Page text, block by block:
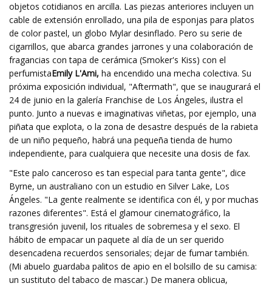
objetos cotidianos en arcilla. Las piezas anteriores incluyen un
cable de extensión enrollado, una pila de esponjas para platos
de color pastel, un globo Mylar desinflado. Pero su serie de
cigarrillos, que abarca grandes jarrones y una colaboración de
fragancias con tapa de cerámica (Smoker's Kiss) con el
perfumistaEmily L'Ami, ha encendido una mecha colectiva. Su
próxima exposición individual, "Aftermath", que se inaugurará el
24 de junio en la galería Franchise de Los Ángeles, ilustra el
punto. Junto a nuevas e imaginativas viñetas, por ejemplo, una
piñata que explota, o la zona de desastre después de la rabieta
de un niño pequeño, habrá una pequeña tienda de humo
independiente, para cualquiera que necesite una dosis de fax.
"Este palo canceroso es tan especial para tanta gente", dice
Byrne, un australiano con un estudio en Silver Lake, Los
Ángeles. "La gente realmente se identifica con él, y por muchas
razones diferentes". Está el glamour cinematográfico, la
transgresión juvenil, los rituales de sobremesa y el sexo. El
hábito de empacar un paquete al día de un ser querido
desencadena recuerdos sensoriales; dejar de fumar también.
(Mi abuelo guardaba palitos de apio en el bolsillo de su camisa:
un sustituto del tabaco de mascar.) De manera oblicua,